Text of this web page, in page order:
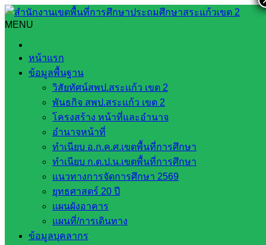
Skip
to
content
MENU
หน้าแรก
ข้อมูลพื้นฐาน
วิสัยทัศน์สพป.สระแก้ว เขต 2
พันธกิจ สพป.สระแก้ว เขต 2
โครงสร้าง หน้าที่และอำนาจ
อำนาจหน้าที่
ทำเนียบ อ.ก.ค.ศ.เขตพื้นที่การศึกษา
ทำเนียบ ก.ต.ป.น.เขตพื้นที่การศึกษา
แนวทางการจัดการศึกษา 2569
ยุทธศาสตร์ 20 ปี
แผนผังอาคาร
แผนที่/การเดินทาง
ข้อมูลบุคลากร
Search
โครงการเสริมสร้างความปลอดภัยในสถานศึกษา สพป.สระแก้ว
เขต 2
โครงการเสริมสร้างความปลอดภัยใน
สถานศึกษา สพป.สระแก้ว เขต 2
กรกฎาคม 3, 2026กรกฎาคม 3, 2026
งาน
ประชาสัมพันธ์ สพป.สก.2
กลุ่มส่งเสริมการจัดการศึกษา
วารสาร ประชาสัมพันธ์
กลุ่มส่งเสริมการจัดการศึกษา สพป.สระแก้ว เขต 2 ดำเนินขับ
เคลื่อนโครงการเสริมสร้างความปลอดภัยในสถานศึกษา จัด
อบรมเชิงปฏิบัติการพัฒนาทักษะการดำเนินงานด้านความ